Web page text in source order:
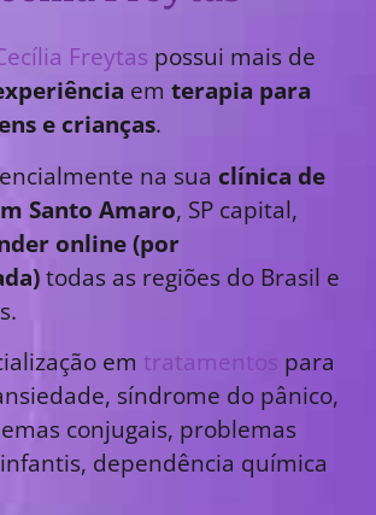
Freytas possui mais de
em terapia para
e crianças.
na sua clínica de
Santo Amaro, SP capital,
online (por
todas as regiões do Brasil e
em tratamentos para
síndrome do pânico,
conjugais, problemas
dependência química